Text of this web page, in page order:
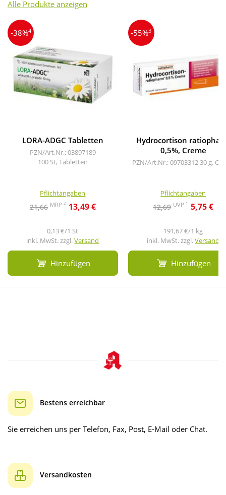
Alle Produkte anzeigen
-38%4
LORA-ADGC Tabletten
PZN/Art.Nr.: 03897189
100 St, Tabletten
Pflichtangaben
21,66 MRP 2 13,49 €
0,13 €/1 St
inkl. MwSt. zzgl.Versand
Hinzufügen
-55%3
Hydrocortison
0,5%, Creme
PZN/Art.Nr.: 09703312 30 g,
Pflichtangaben
12,69 UVP 1 5,75 €
191,67 €/1 kg
inkl. MwSt. zzgl.Versand
Hinzufügen
Bestens erreichbar
Sie erreichen uns per Telefon, Fax, Post, E-Mail oder Chat.
Versandkosten